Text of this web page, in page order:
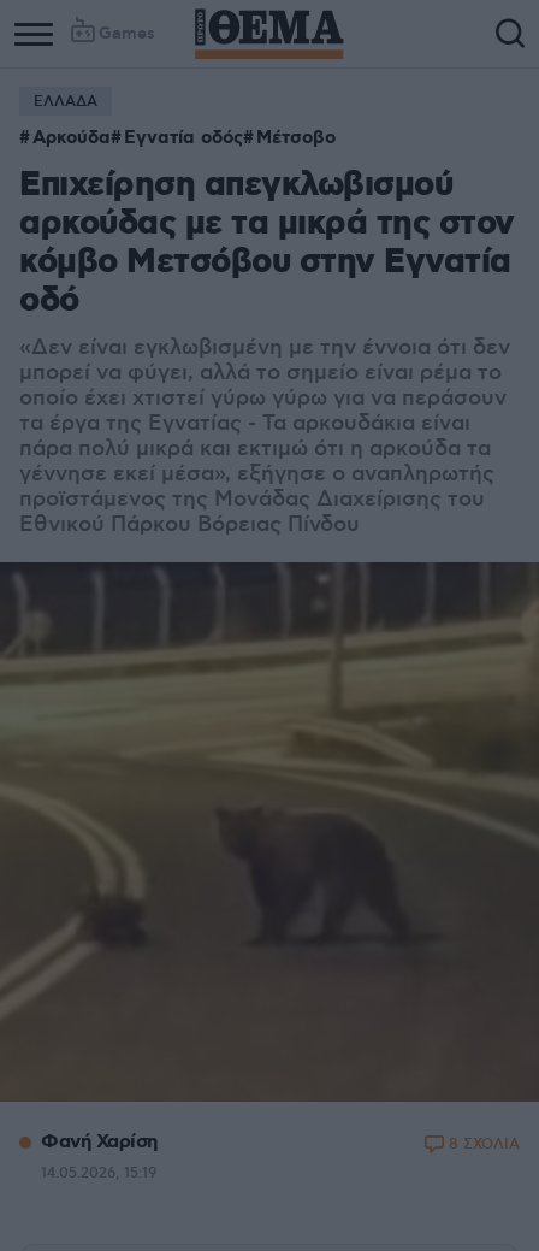
Games
ΕΛΛΑΔΑ
Αρκούδα Εγνατία οδός Μέτσοβο
Επιχείρηση απεγκλωβισμού
αρκούδας με τα μικρά της στον
κόμβο Μετσόβου στην Εγνατία
οδό
«Δεν είναι εγκλωβισμένη με την έννοια ότι δεν
μπορεί να φύγει, αλλά το σημείο είναι ρέμα το
οποίο έχει χτιστεί γύρω γύρω για να περάσουν
τα έργα της Εγνατίας - Τα αρκουδάκια είναι
πάρα πολύ μικρά και εκτιμώ ότι η αρκούδα τα
γέννησε εκεί μέσα», εξήγησε ο αναπληρωτής
προϊστάμενος της Μονάδας Διαχείρισης του
Εθνικού Πάρκου Βόρειας Πίνδου
Φανή Χαρίση
14.05.2026, 15:19
8 ΣΧΟΛΙΑ